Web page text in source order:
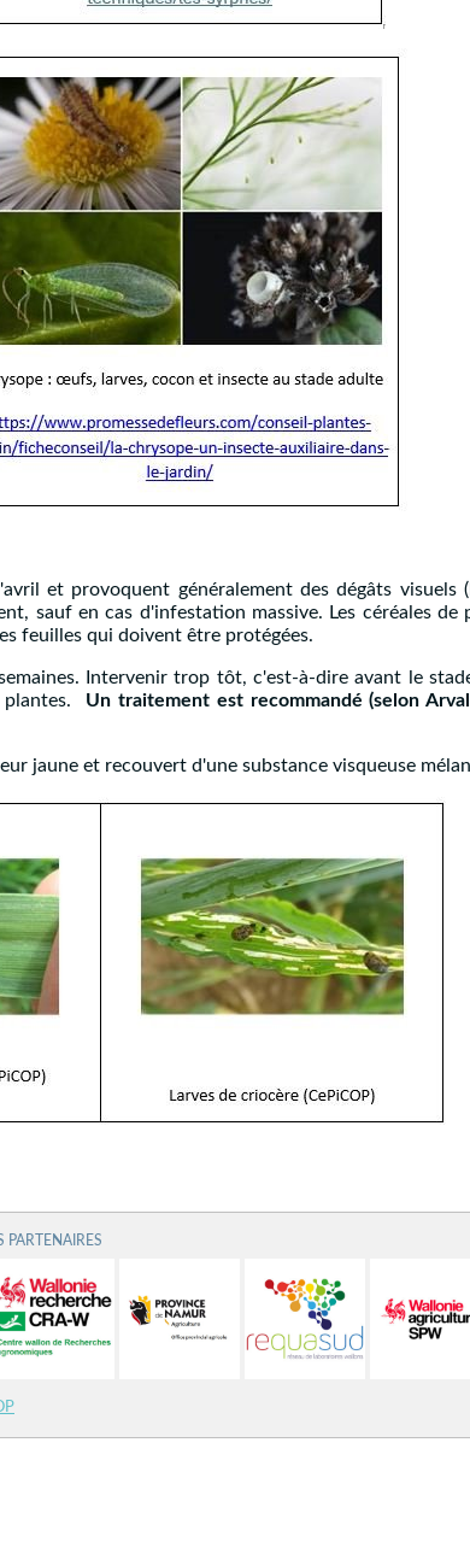
et provoquent généralement des dégâts
sauf en cas d'infestation massive. Les céréales
feuilles qui doivent être protégées.
Intervenir trop tôt, c'est-à-dire avant le
plantes. Un traitement est recommandé (selon
jaune et recouvert d'une substance visqueuse
PARTENAIRES